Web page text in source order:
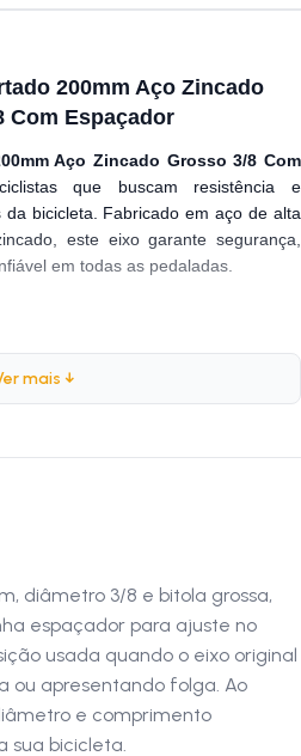
200mm Aço Zincado
Com Espaçador
Aço Zincado Grosso 3/8 Com
que buscam resistência e
bicicleta. Fabricado em aço de alta
este eixo garante segurança,
em todas as pedaladas.
este produto?
Aço Zincado Grosso 3/8 Com
resistência e estabilidade para sua
e componentes de alta qualidade,
e desempenho confiável em todas as
mais ↓
diâmetro 3/8 e bitola grossa,
espaçador para ajuste no
usada quando o eixo original
ou apresentando folga. Ao
e comprimento
sua bicicleta.